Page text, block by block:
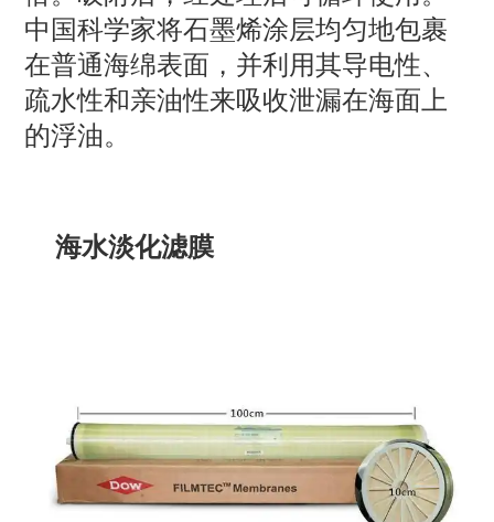
中国科学家将石墨烯涂层均匀地包裹
在普通海绵表面，并利用其导电性、
疏水性和亲油性来吸收泄漏在海面上
的浮油。
海水淡化滤膜